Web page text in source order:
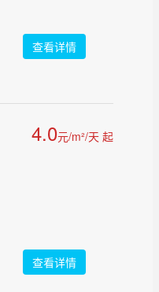
查看详情
4.0元/m²/天 起
查看详情